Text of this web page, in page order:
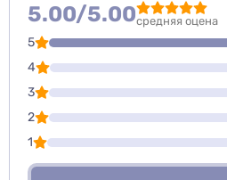
5.00/5.00средняя оцена
5
4
3
2
1